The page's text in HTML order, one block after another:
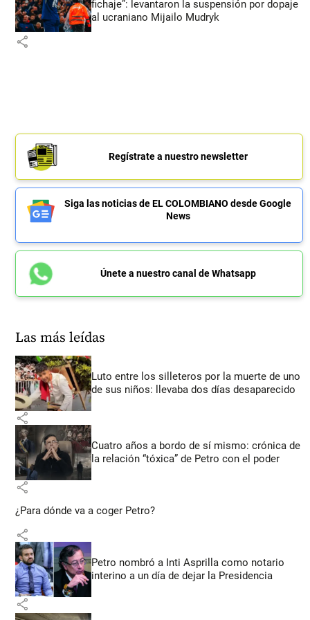
fichaje”: levantaron la suspensión por dopaje
al ucraniano Mijailo Mudryk
share
Regístrate a nuestro newsletter
Siga las noticias de EL COLOMBIANO desde Google
News
Únete a nuestro canal de Whatsapp
Las más leídas
Luto entre los silleteros por la muerte de uno
de sus niños: llevaba dos días desaparecido
share
Cuatro años a bordo de sí mismo: crónica de
la relación “tóxica” de Petro con el poder
share
¿Para dónde va a coger Petro?
share
Petro nombró a Inti Asprilla como notario
interino a un día de dejar la Presidencia
share